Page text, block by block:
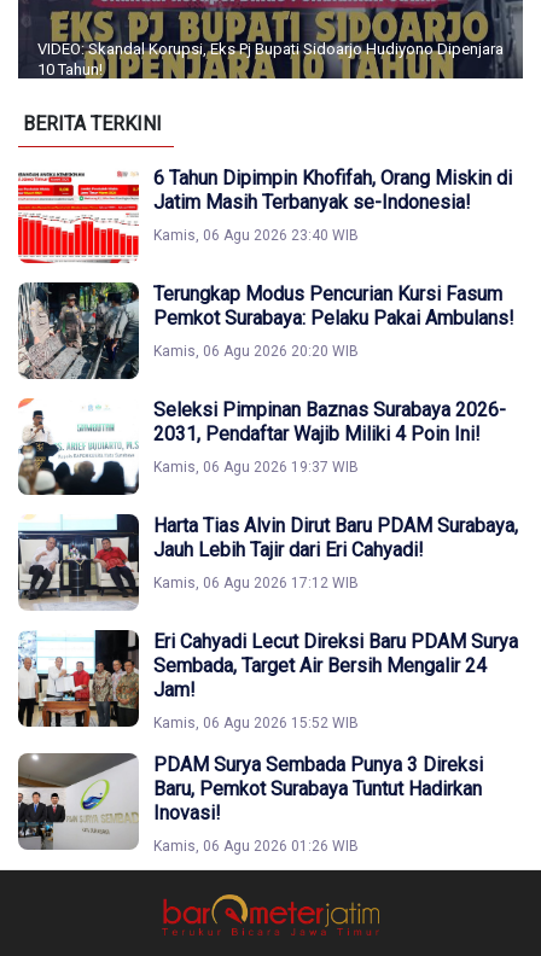
VIDEO: Skandal Korupsi, Eks Pj Bupati Sidoarjo Hudiyono Dipenjara
10 Tahun!
BERITA TERKINI
6 Tahun Dipimpin Khofifah, Orang Miskin di
Jatim Masih Terbanyak se-Indonesia!
Kamis, 06 Agu 2026 23:40 WIB
Terungkap Modus Pencurian Kursi Fasum
Pemkot Surabaya: Pelaku Pakai Ambulans!
Kamis, 06 Agu 2026 20:20 WIB
Seleksi Pimpinan Baznas Surabaya 2026-
2031, Pendaftar Wajib Miliki 4 Poin Ini!
Kamis, 06 Agu 2026 19:37 WIB
Harta Tias Alvin Dirut Baru PDAM Surabaya,
Jauh Lebih Tajir dari Eri Cahyadi!
Kamis, 06 Agu 2026 17:12 WIB
Eri Cahyadi Lecut Direksi Baru PDAM Surya
Sembada, Target Air Bersih Mengalir 24
Jam!
Kamis, 06 Agu 2026 15:52 WIB
PDAM Surya Sembada Punya 3 Direksi
Baru, Pemkot Surabaya Tuntut Hadirkan
Inovasi!
Kamis, 06 Agu 2026 01:26 WIB